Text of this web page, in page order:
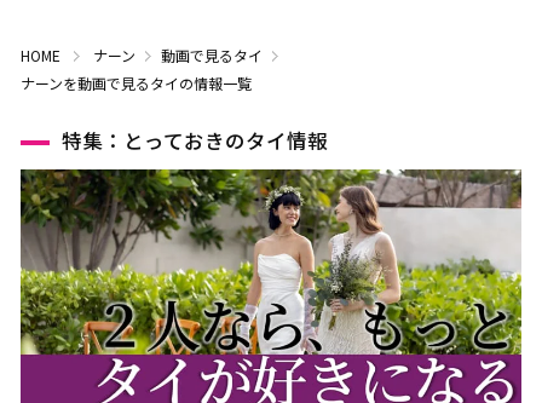
HOME ナーン
動画で見るタイ
ナーンを動画で見るタイの情報一覧
特集：とっておきのタイ情報